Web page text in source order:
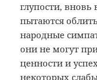
глупости,
пытаются
народные
они не могут
ценности и
некоторых